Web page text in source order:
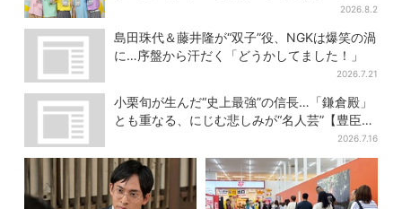
2026.8.2
島田珠代＆藤井隆が“双子”役、NGKは爆笑の渦
に…序盤から汗だく「どうかしてました！」
2026.7.21
小栗旬が生んだ“史上最強”の信長…「鎌倉殿」
とも重なる、にじむ悲しみが“名人芸”【豊臣兄
2026.7.16